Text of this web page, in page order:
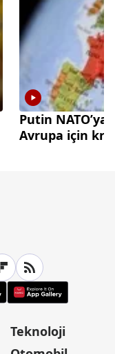
Putin NATO’ya
Avrupa için
Teknoloji